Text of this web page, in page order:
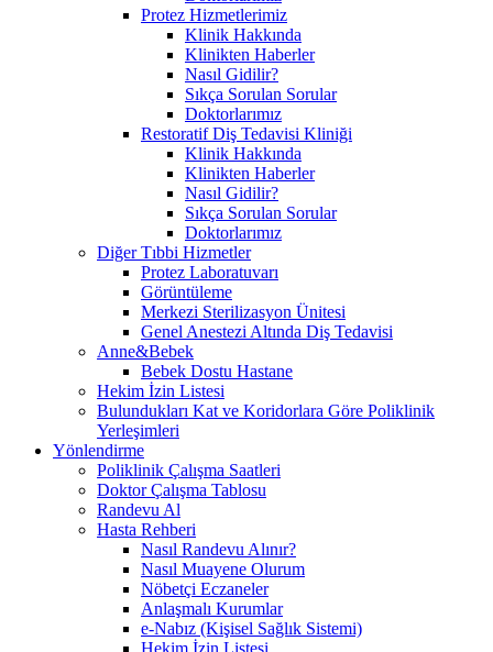
Protez Hizmetlerimiz
Klinik Hakkında
Klinikten Haberler
Nasıl Gidilir?
Sıkça Sorulan Sorular
Doktorlarımız
Restoratif Diş Tedavisi Kliniği
Klinik Hakkında
Klinikten Haberler
Nasıl Gidilir?
Sıkça Sorulan Sorular
Doktorlarımız
Diğer Tıbbi Hizmetler
Protez Laboratuvarı
Görüntüleme
Merkezi Sterilizasyon Ünitesi
Genel Anestezi Altında Diş Tedavisi
Anne&Bebek
Bebek Dostu Hastane
Hekim İzin Listesi
Bulundukları Kat ve Koridorlara Göre Poliklinik
Yerleşimleri
Yönlendirme
Poliklinik Çalışma Saatleri
Doktor Çalışma Tablosu
Randevu Al
Hasta Rehberi
Nasıl Randevu Alınır?
Nasıl Muayene Olurum
Nöbetçi Eczaneler
Anlaşmalı Kurumlar
e-Nabız (Kişisel Sağlık Sistemi)
Hekim İzin Listesi